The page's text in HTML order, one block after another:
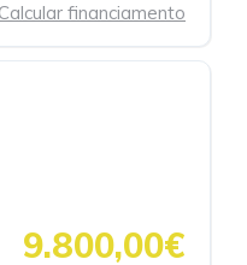
Calcular financiamento
9.800,00€